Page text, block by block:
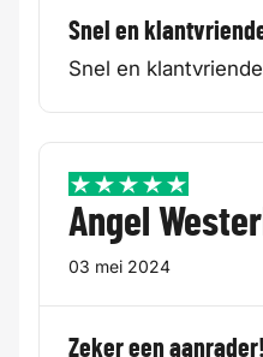
Snel en
Snel en
5 / 5
Angel
03 mei 2024
Zeker een aanrader!